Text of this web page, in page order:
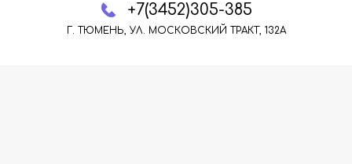
+7(3452)305-385
Г. ТЮМЕНЬ, УЛ. МОСКОВСКИЙ ТРАКТ, 132А